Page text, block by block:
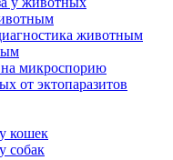
животным
микроспорию
от эктопаразитов
кошек
собак